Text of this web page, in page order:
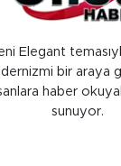
Elegant
bir araya
haber
sunuyor.